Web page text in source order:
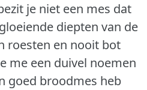
je niet een mes dat
diepten van de
roesten en nooit bot
me een duivel noemen
goed broodmes heb